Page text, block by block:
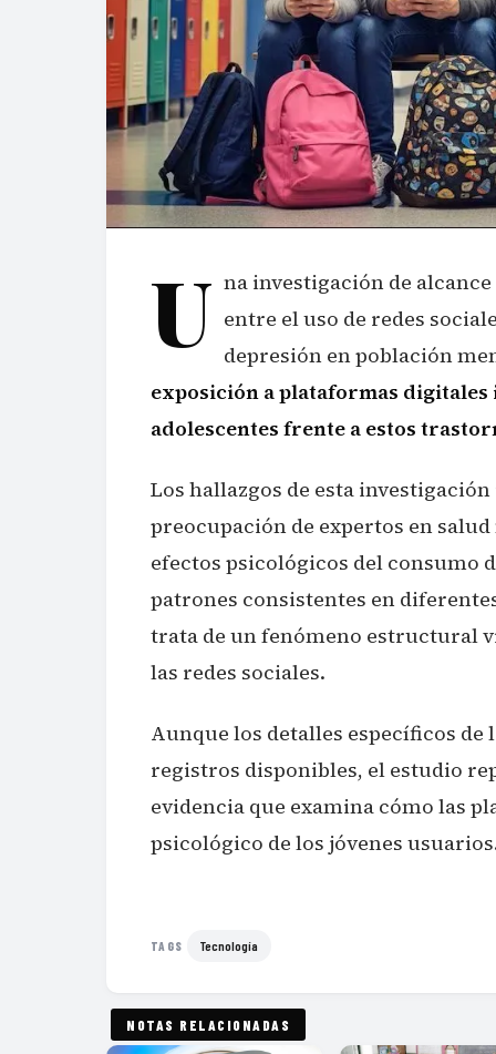
U na investigación de
entre el uso de redes
depresión en población
exposición a plataformas
adolescentes frente a estos
Los hallazgos de esta
preocupación de expertos en
efectos psicológicos del consumo
patrones consistentes en
trata de un fenómeno estructural
las redes sociales.
Aunque los detalles específicos
registros disponibles, el estudio
evidencia que examina cómo las
psicológico de los jóvenes
TAGS Tecnología
NOTAS RELACIONADAS